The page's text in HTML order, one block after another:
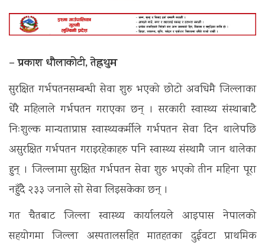
– प्रकाश धौलाकोटी, तेह्रथुम
सुरक्षित गर्भपतनसम्बन्धी सेवा शुरु भएको छोटो अवधिमै जिल्लाका
धेरै महिलाले गर्भपतन गराएका छन् । सरकारी स्वास्थ्य संस्थाबाटै
निःशुल्क मान्यताप्राप्त स्वास्थ्यकर्मीले गर्भपतन सेवा दिन थालेपछि
असुरक्षित गर्भपतन गराइरहेकाहरु पनि स्वास्थ्य संस्थामै जान थालेका
हुन् । जिल्लामा सुरक्षित गर्भपतन सेवा शुरु भएको तीन महिना पूरा
नहुँदै २३३ जनाले सो सेवा लिइसकेका छन् ।
गत चैतबाट जिल्ला स्वास्थ्य कार्यालयले आइपास नेपालको
सहयोगमा जिल्ला अस्पतालसहित मातहतका दुईवटा प्राथमिक